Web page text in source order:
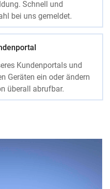
Schnell und
bei uns gemeldet.
Kundenportals und
Geräten ein oder ändern
überall abrufbar.